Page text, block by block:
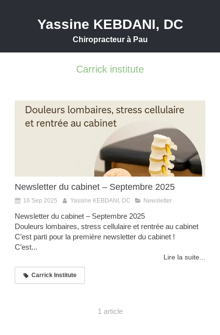
Yassine KEBDANI, DC
Chiropracteur à Pau
Carrick institute
Newsletter du cabinet – Septembre 2025
16 Sep 2025 Yassine KEBDANI, DC Newsletter
Newsletter du cabinet – Septembre 2025
Douleurs lombaires, stress cellulaire et rentrée au cabinet
C’est parti pour la première newsletter du cabinet !
C’est...
Lire la suite...
Carrick Institute
1 article